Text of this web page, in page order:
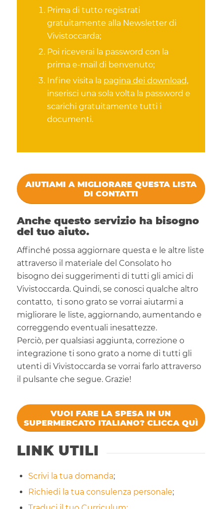
Prima di tutto registrati
gratuitamente alla Newsletter di
Vivistoccarda;
Poi riceverai la password con la
prima e-mail di benvenuto;
Infine visita la pagina dei download,
inserisci una sola volta la password e
scarichi gratuitamente tutti i
documenti.
AIUTIAMI A MIGLIORARE QUESTA LISTA
DI CONTATTI
Anche questo servizio ha bisogno
del tuo aiuto.
Affinché possa aggiornare questa e le altre liste
attraverso il materiale del Consolato ho
bisogno dei suggerimenti di tutti gli amici di
Vivistoccarda. Quindi, se conosci qualche altro
contatto, ti sono grato se vorrai aiutarmi a
migliorare le liste, aggiornando, aumentando e
correggendo eventuali inesattezze.
Perciò, per qualsiasi aggiunta, correzione o
integrazione ti sono grato a nome di tutti gli
utenti di Vivistoccarda se vorrai farlo attraverso
il pulsante che segue. Grazie!
VUOI FARE LA SPESA IN UN
SUPERMERCATO ITALIANO? CLICCA QUÌ
LINK UTILI
Scrivi la tua domanda;
Richiedi la tua consulenza personale;